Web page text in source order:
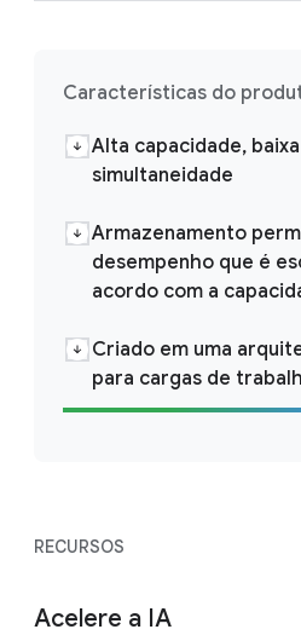
Características do
Alta capacidade,
simultaneidade
Armazenamento
desempenho que é
acordo com a
Criado em uma
para cargas de
RECURSOS
Acelere a IA